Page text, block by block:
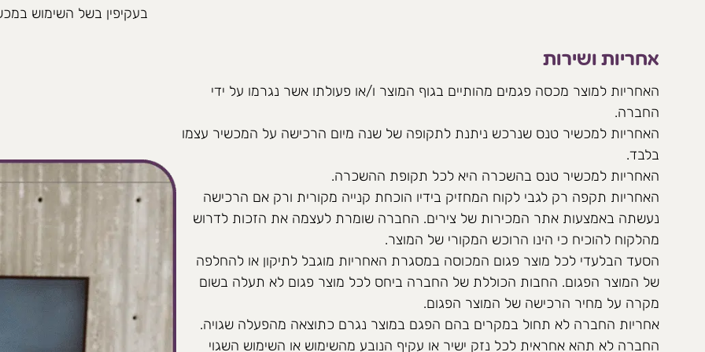
בעקיפין בשל השימוש
אחריות ושירות
האחריות למוצר מכסה פגמים מהותיים בגוף המוצר ו/או פעולתו אשר נגרמו על ידי
החברה.
האחריות למכשיר טנס שנרכש ניתנת לתקופה של שנה מיום הרכישה על המכשיר עצמו
בלבד.
האחריות למכשיר טנס בהשכרה היא לכל תקופת ההשכרה.
האחריות תקפה רק לגבי לקוח המחזיק בידיו הוכחת קנייה מקורית ורק אם הרכישה
נעשתה באמצעות אתר המכירות של צירים. החברה שומרת לעצמה את הזכות לדרוש
מהלקוח להוכיח כי הינו הרוכש המקורי של המוצר.
הסעד הבלעדי לכל מוצר פגום המכוסה במסגרת האחריות מוגבל לתיקון או להחלפה
של המוצר הפגום. החבות הכוללת של החברה ביחס לכל מוצר פגום לא תעלה בשום
מקרה על מחיר הרכישה של המוצר הפגום.
אחריות החברה לא תחול במקרים בהם הפגם במוצר נגרם כתוצאה מהפעלה שגויה.
החברה לא תהא אחראית לכל נזק ישיר או עקיף הנובע מהשימוש או השימוש השגוי